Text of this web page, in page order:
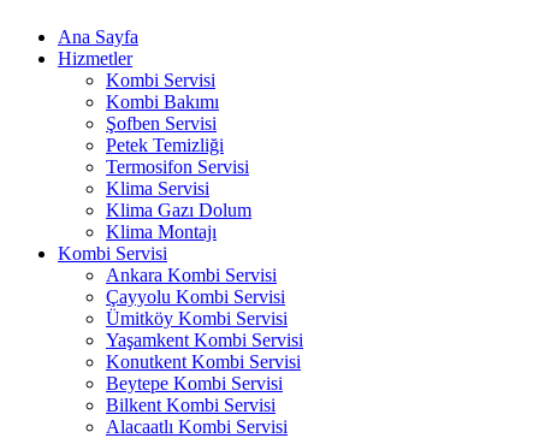
Ana Sayfa
Hizmetler
Kombi Servisi
Kombi Bakımı
Şofben Servisi
Petek Temizliği
Termosifon Servisi
Klima Servisi
Klima Gazı Dolum
Klima Montajı
Kombi Servisi
Ankara Kombi Servisi
Çayyolu Kombi Servisi
Ümitköy Kombi Servisi
Yaşamkent Kombi Servisi
Konutkent Kombi Servisi
Beytepe Kombi Servisi
Bilkent Kombi Servisi
Alacaatlı Kombi Servisi